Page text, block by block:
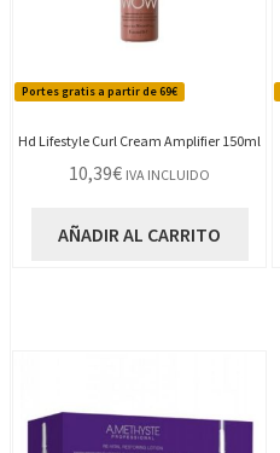
Portes gratis a partir de 69€
Hd Lifestyle Curl Cream Amplifier 150ml
10,39€ IVA INCLUIDO
AÑADIR AL CARRITO